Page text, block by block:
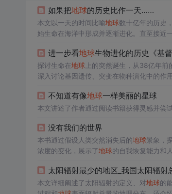
如果把地球的历史比作一天……
本文以一天的时间比喻地球数十亿年的历史
始生命在海洋中形成并逐渐进化。直至接近
进一步看地球生物进化的历史《基
探讨生命在地球上的突然诞生，从38亿年前
深入讨论基因遗传、突变在物种演化中的作
不知道有像地球一样美丽的星球
本文讲述了作者通过阅读书籍获得灵感并尝
没有我们的世界
本书通过假设人类突然消失后的地球景象，
浓度的变化，展示了地球的自我恢复能力和
太阳辐射最少的地区_我国太阳辐射
本文详细阐述了太阳辐射的定义、对地球的